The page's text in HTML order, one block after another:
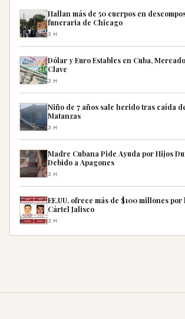
Hallan más de 50 cuerpos en
funeraria de Chicago
3H
Dólar y Euro Estables en Cuba,
Clave
3H
Niño de 7 años sale herido tras caída
Matanzas
3H
Madre Cubana Pide Ayuda por Hijos
Debido a Apagones
3H
EE.UU. ofrece más de $100 millones
Cártel Jalisco
3H